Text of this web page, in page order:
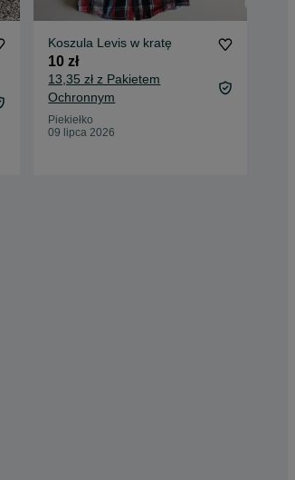
Koszula Levis w kratę
10 zł
13,35 zł z Pakietem
Ochronnym
Piekiełko
09 lipca 2026